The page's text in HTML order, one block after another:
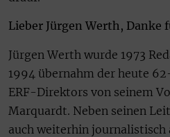
Lieber Jürgen Werth, Danke
Jürgen Werth wurde 1973
1994 übernahm der heute
ERF-Direktors von seinem
Marquardt. Neben seinen
auch weiterhin